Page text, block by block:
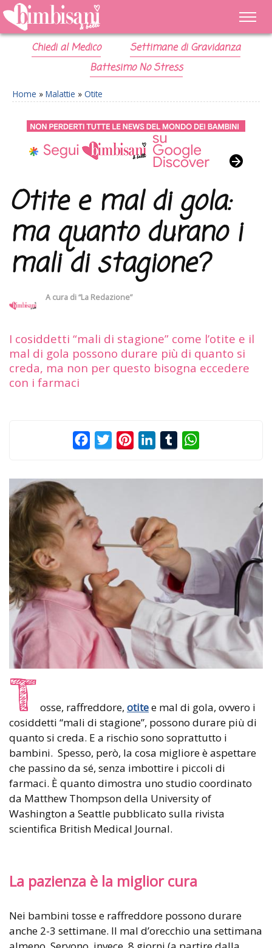
Chiedi al Medico
Settimane di Gravidanza
Battesimo No Stress
Home » Malattie » Otite
Otite e mal di gola:
ma quanto durano i
mali di stagione?
A cura di“La Redazione”
I cosiddetti “mali di stagione” come l’otite e il
mal di gola possono durare più di quanto si
creda, ma non per questo bisogna eccedere
con i farmaci
FacebookTwitterPinterestLinkedInTumblr
T osse, raffreddore, otitee mal di gola, ovvero i
cosiddetti “mali di stagione”, possono durare più di
quanto si creda. E a rischio sono soprattutto i
bambini. Spesso, però, la cosa migliore è aspettare
che passino da sé, senza imbottire i piccoli di
farmaci. È quanto dimostra uno studio coordinato
da Matthew Thompson della University of
Washington a Seattle pubblicato sulla rivista
scientifica British Medical Journal.
La pazienza è la miglior cura
Nei bambini tosse e raffreddore possono durare
anche 2-3 settimane. Il mal d’orecchio una settimana